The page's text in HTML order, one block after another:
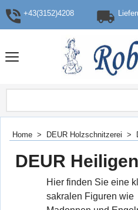
+43(3152)4208
Home > DEUR Holzschnitzerei >
DEUR
Hier finden Sie eine
sakralen Figuren wie